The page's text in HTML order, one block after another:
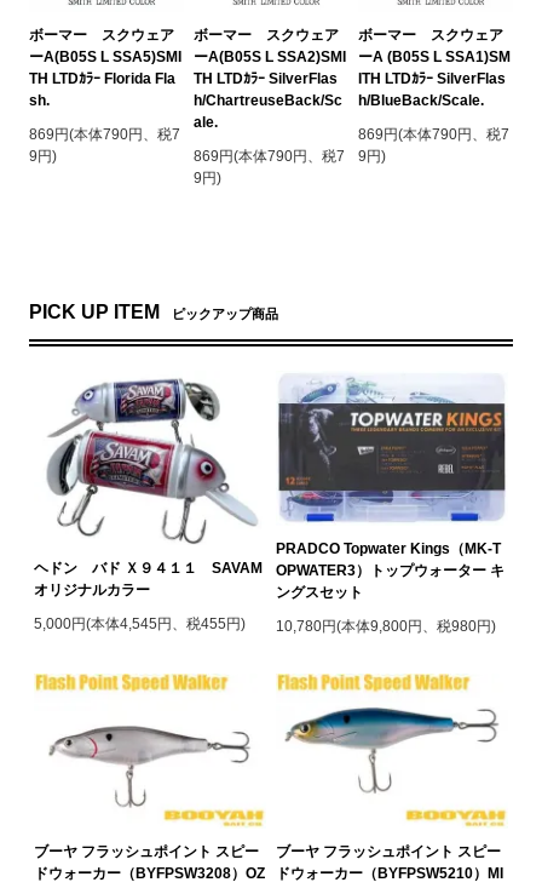
ボーマー スクウェア
ーA(B05S L SSA5)SMI
TH LTDｶﾗｰ Florida Fla
sh.
869円(本体790円、税7
9円)
ボーマー スクウェア
ーA(B05S L SSA2)SMI
TH LTDｶﾗｰ SilverFlas
h/ChartreuseBack/Sc
ale.
869円(本体790円、税7
9円)
ボーマー スクウェア
ーA (B05S L SSA1)SM
ITH LTDｶﾗｰ SilverFlas
h/BlueBack/Scale.
869円(本体790円、税7
9円)
PICK UP ITEM ピックアップ商品
ヘドン バド Ｘ９４１１ SAVAM
オリジナルカラー
5,000円(本体4,545円、税455円)
PRADCO Topwater Kings（MK-T
OPWATER3）トップウォーター キ
ングスセット
10,780円(本体9,800円、税980円)
ブーヤ フラッシュポイント スピー
ドウォーカー（BYFPSW3208）OZ
ブーヤ フラッシュポイント スピー
ドウォーカー（BYFPSW5210）MI